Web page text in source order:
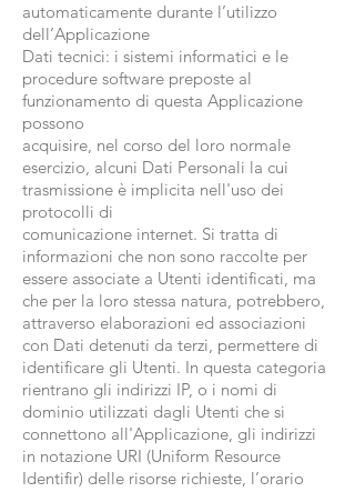
automaticamente durante l’utilizzo
dell’Applicazione
Dati tecnici: i sistemi informatici e le
procedure software preposte al
funzionamento di questa Applicazione
possono
acquisire, nel corso del loro normale
esercizio, alcuni Dati Personali la cui
trasmissione è implicita nell'uso dei
protocolli di
comunicazione internet. Si tratta di
informazioni che non sono raccolte per
essere associate a Utenti identificati, ma
che per la loro stessa natura, potrebbero,
attraverso elaborazioni ed associazioni
con Dati detenuti da terzi, permettere di
identificare gli Utenti. In questa categoria
rientrano gli indirizzi IP, o i nomi di
dominio utilizzati dagli Utenti che si
connettono all'Applicazione, gli indirizzi
in notazione URI (Uniform Resource
Identifir) delle risorse richieste, l’orario